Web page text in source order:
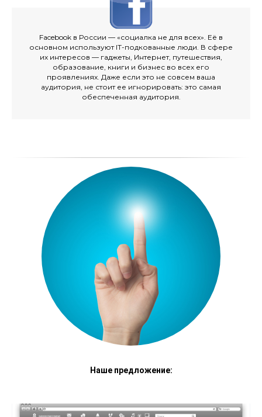
Facebook в России — «социалка не для всех». Её в
основном используют IT-подкованные люди. В сфере
их интересов — гаджеты, Интернет, путешествия,
образование, книги и бизнес во всех его
проявлениях. Даже если это не совсем ваша
аудитория, не стоит ее игнорировать: это самая
обеспеченная аудитория.
Наше предложение: